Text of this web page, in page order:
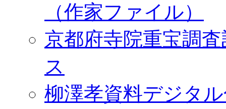
（作家ファイル）
京都府寺院重宝調
ス
柳澤孝資料デジタ